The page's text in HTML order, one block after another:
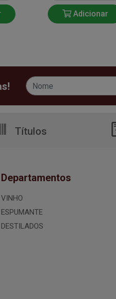
Adicionar
Títulos
Departamentos
VINHO
ESPUMANTE
DESTILADOS